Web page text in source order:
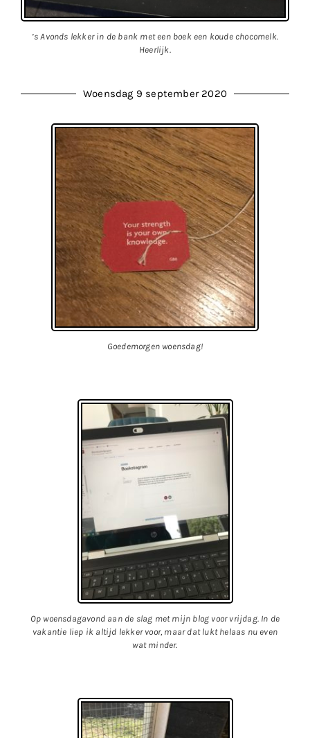
’s Avonds lekker in de bank met een boek een koude chocomelk.
Heerlijk.
Woensdag 9 september 2020
Goedemorgen woensdag!
Op woensdagavond aan de slag met mijn blog voor vrijdag. In de
vakantie liep ik altijd lekker voor, maar dat lukt helaas nu even
wat minder.